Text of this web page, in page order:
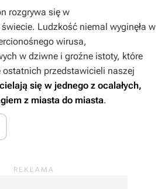
rozgrywa się w
Ludzkość niemal wyginęła w
wirusa,
w dziwne i groźne istoty, które
ostatnich przedstawicieli naszej
się w jednego z ocalałych,
z miasta do miasta.